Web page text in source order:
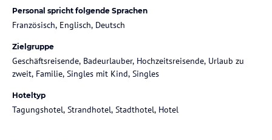
Personal spricht folgende Sprachen
Französisch, Englisch, Deutsch
Zielgruppe
Geschäftsreisende, Badeurlauber, Hochzeitsreisende, Urlaub zu
zweit, Familie, Singles mit Kind, Singles
Hoteltyp
Tagungshotel, Strandhotel, Stadthotel, Hotel